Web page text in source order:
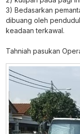
3) Bedasarkan
dibuang oleh
keadaan terkawal.
Tahniah pasukan